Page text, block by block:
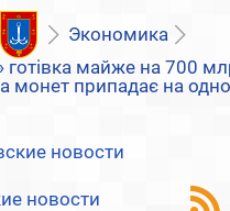
Экономика
готівка майже на 700
монет припадає на
новости
новости